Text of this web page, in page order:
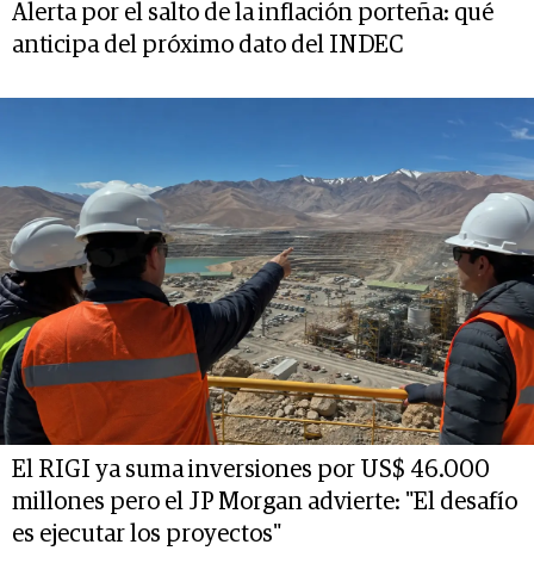
Alerta por el salto de la inflación porteña: qué
anticipa del próximo dato del INDEC
El RIGI ya suma inversiones por US$ 46.000
millones pero el JP Morgan advierte: "El desafío
es ejecutar los proyectos"